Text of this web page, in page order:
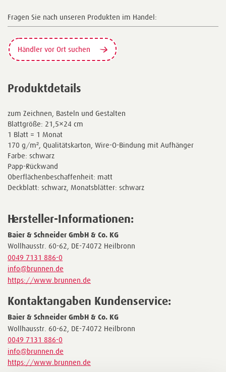
Fragen Sie nach unseren Produkten im Handel:
Händler vor Ort suchen
Produktdetails
zum Zeichnen, Basteln und Gestalten
Blattgröße: 21,5×24 cm
1 Blatt = 1 Monat
170 g/m², Qualitätskarton, Wire-O-Bindung mit Aufhänger
Farbe: schwarz
Papp-Rückwand
Oberflächenbeschaffenheit: matt
Deckblatt: schwarz, Monatsblätter: schwarz
Hersteller-Informationen:
Baier & Schneider GmbH & Co. KG
Wollhausstr. 60-62, DE-74072 Heilbronn
0049 7131 886-0
info@brunnen.de
https://www.brunnen.de
Kontaktangaben Kundenservice:
Baier & Schneider GmbH & Co. KG
Wollhausstr. 60-62, DE-74072 Heilbronn
0049 7131 886-0
info@brunnen.de
https://www.brunnen.de